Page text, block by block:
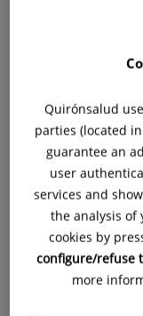
Pide cita con
Hospital
C/ Juan
28006
Quirónsalud
parties (located
guarantee an
user
services and
the analysis of
cookies by
configure/refuse
more